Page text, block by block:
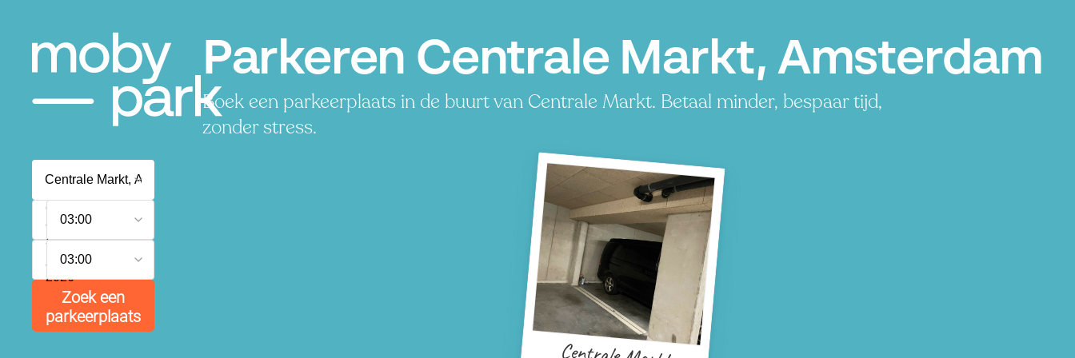
Parkeren Centrale Markt, Amsterdam
Boek een parkeerplaats in de buurt van Centrale Markt. Betaal minder, bespaar tijd,
zonder stress.
6
augustus
2026
03:00
7
augustus
2026
03:00
Zoek een
parkeerplaats
P